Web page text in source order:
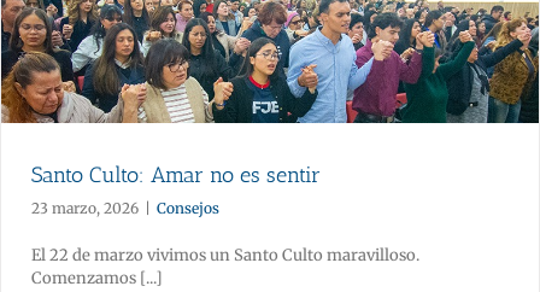
Santo Culto: Amar no es sentir
23 marzo, 2026 Consejos
El 22 de marzo vivimos un Santo Culto maravilloso.
Comenzamos [...]